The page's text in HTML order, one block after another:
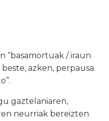
“basamortuak / iraun
azken, perpausa
gaztelaniaren,
neurriak bereizten